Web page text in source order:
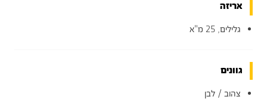
אריזה
גלילים, 25 מ"א
גוונים
צהוב / לבן